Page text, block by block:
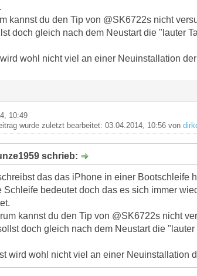
kannst du den Tip von @SK6722s nicht
doch gleich nach dem Neustart die "lauter
wohl nicht viel an einer Neuinstallation
10:49
wurde zuletzt bearbeitet: 03.04.2014, 10:56 von
schrieb:
das das iPhone in einer Bootschleife
Schleife bedeutet doch das es sich immer
kannst du den Tip von @SK6722s nicht
doch gleich nach dem Neustart die
wird wohl nicht viel an einer Neuinstallation